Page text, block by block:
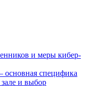
и меры кибер-
основная специфика
и выбор